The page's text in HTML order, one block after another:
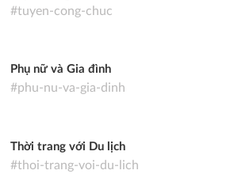
#tuyen-cong-chuc
Phụ nữ và Gia đình
#phu-nu-va-gia-dinh
Thời trang với Du lịch
#thoi-trang-voi-du-lich